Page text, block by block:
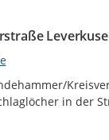
in der